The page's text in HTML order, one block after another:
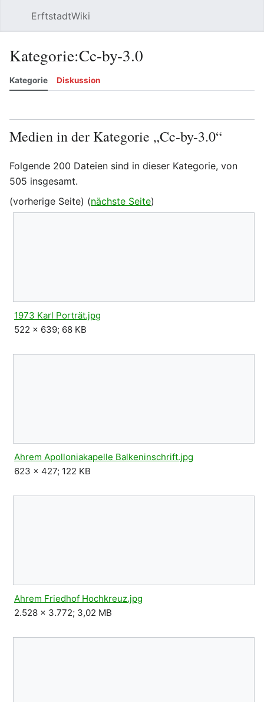
ErftstadtWiki
Kategorie:Cc-by-3.0
Kategorie Diskussion
Medien in der Kategorie „Cc-by-3.0“
Folgende 200 Dateien sind in dieser Kategorie, von
505 insgesamt.
(vorherige Seite) (nächste Seite)
1973 Karl Porträt.jpg
522 × 639; 68 KB
Ahrem Apolloniakapelle Balkeninschrift.jpg
623 × 427; 122 KB
Ahrem Friedhof Hochkreuz.jpg
2.528 × 3.772; 3,02 MB